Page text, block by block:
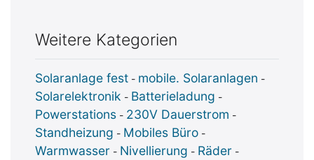
Weitere Kategorien
Solaranlage fest - mobile. Solaranlagen -
Solarelektronik - Batterieladung -
Powerstations - 230V Dauerstrom -
Standheizung - Mobiles Büro -
Warmwasser - Nivellierung - Räder -